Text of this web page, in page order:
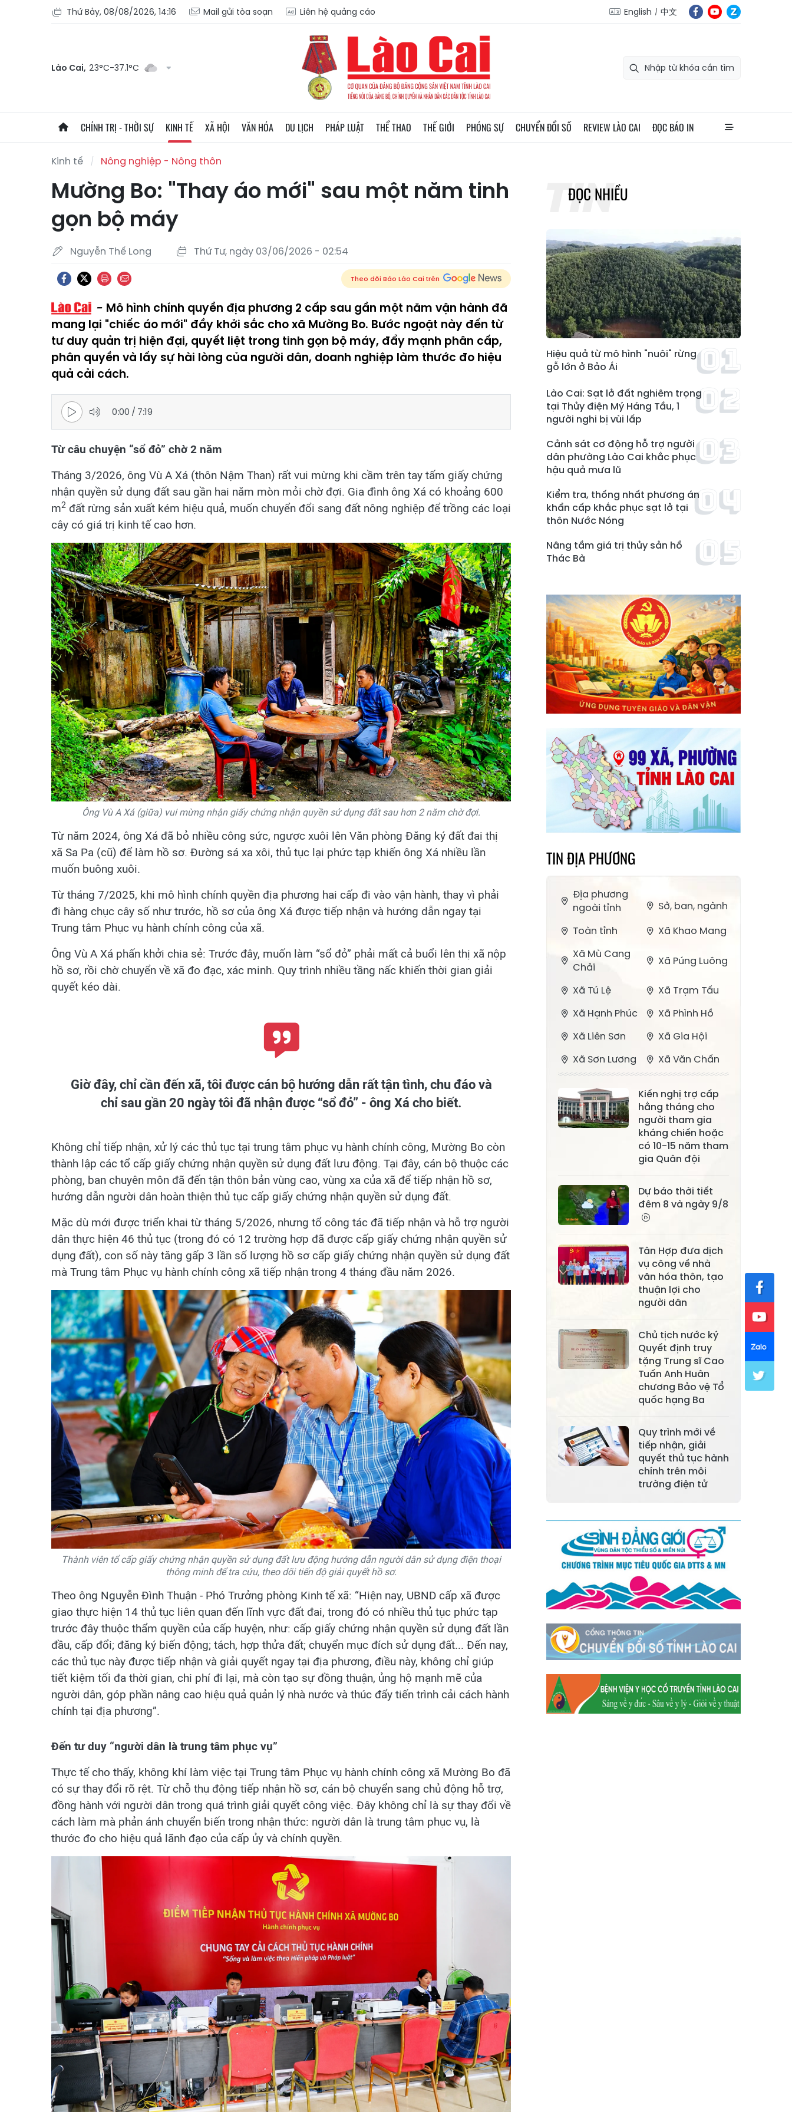
Thứ Bảy, 08/08/2026, 14:16 Mail gửi tòa soạn Liên hệ quảng cáo English 中文
Lào Cai, 23°C-37.1°C
CHÍNH TRỊ - THỜI SỰ KINH TẾ XÃ HỘI VĂN HÓA DU LỊCH PHÁP LUẬT THỂ THAO THẾ GIỚI PHÓNG SỰ CHUYỂN ĐỔI SỐ REVIEW LÀO CAI ĐỌC BÁO IN
Kinh tế Nông nghiệp - Nông thôn
Mường Bo: "Thay áo mới" sau một năm tinh
gọn bộ máy
Nguyễn Thế Long Thứ Tư, ngày 03/06/2026 - 02:54
Theo dõi Báo Lào Cai trên
Mô hình chính quyền địa phương 2 cấp sau gần một năm vận hành đã
mang lại "chiếc áo mới" đầy khởi sắc cho xã Mường Bo. Bước ngoặt này đến từ
tư duy quản trị hiện đại, quyết liệt trong tinh gọn bộ máy, đẩy mạnh phân cấp,
phân quyền và lấy sự hài lòng của người dân, doanh nghiệp làm thước đo hiệu
quả cải cách.
0:00 / 7:19
Từ câu chuyện “sổ đỏ” chờ 2 năm
Tháng 3/2026, ông Vù A Xá (thôn Nậm Than) rất vui mừng khi cầm trên tay tấm giấy chứng
nhận quyền sử dụng đất sau gần hai năm mòn mỏi chờ đợi. Gia đình ông Xá có khoảng 600
m2 đất rừng sản xuất kém hiệu quả, muốn chuyển đổi sang đất nông nghiệp để trồng các loại
cây có giá trị kinh tế cao hơn.
Ông Vù A Xá (giữa) vui mừng nhận giấy chứng nhận quyền sử dụng đất sau hơn 2 năm chờ đợi.
Từ năm 2024, ông Xá đã bỏ nhiều công sức, ngược xuôi lên Văn phòng Đăng ký đất đai thị
xã Sa Pa (cũ) để làm hồ sơ. Đường sá xa xôi, thủ tục lại phức tạp khiến ông Xá nhiều lần
muốn buông xuôi.
Từ tháng 7/2025, khi mô hình chính quyền địa phương hai cấp đi vào vận hành, thay vì phải
đi hàng chục cây số như trước, hồ sơ của ông Xá được tiếp nhận và hướng dẫn ngay tại
Trung tâm Phục vụ hành chính công của xã.
Ông Vù A Xá phấn khởi chia sẻ: Trước đây, muốn làm “sổ đỏ” phải mất cả buổi lên thị xã nộp
hồ sơ, rồi chờ chuyển về xã đo đạc, xác minh. Quy trình nhiều tầng nấc khiến thời gian giải
quyết kéo dài.
Giờ đây, chỉ cần đến xã, tôi được cán bộ hướng dẫn rất tận tình, chu đáo và
chỉ sau gần 20 ngày tôi đã nhận được “sổ đỏ” - ông Xá cho biết.
Không chỉ tiếp nhận, xử lý các thủ tục tại trung tâm phục vụ hành chính công, Mường Bo còn
thành lập các tổ cấp giấy chứng nhận quyền sử dụng đất lưu động. Tại đây, cán bộ thuộc các
phòng, ban chuyên môn đã đến tận thôn bản vùng cao, vùng xa của xã để tiếp nhận hồ sơ,
hướng dẫn người dân hoàn thiện thủ tục cấp giấy chứng nhận quyền sử dụng đất.
Mặc dù mới được triển khai từ tháng 5/2026, nhưng tổ công tác đã tiếp nhận và hỗ trợ người
dân thực hiện 46 thủ tục (trong đó có 12 trường hợp đã được cấp giấy chứng nhận quyền sử
dụng đất), con số này tăng gấp 3 lần số lượng hồ sơ cấp giấy chứng nhận quyền sử dụng đất
mà Trung tâm Phục vụ hành chính công xã tiếp nhận trong 4 tháng đầu năm 2026.
Thành viên tổ cấp giấy chứng nhận quyền sử dụng đất lưu động hướng dẫn người dân sử dụng điện thoại
thông minh để tra cứu, theo dõi tiến độ giải quyết hồ sơ.
Theo ông Nguyễn Đình Thuận - Phó Trưởng phòng Kinh tế xã: “Hiện nay, UBND cấp xã được
giao thực hiện 14 thủ tục liên quan đến lĩnh vực đất đai, trong đó có nhiều thủ tục phức tạp
trước đây thuộc thẩm quyền của cấp huyện, như: cấp giấy chứng nhận quyền sử dụng đất lần
đầu, cấp đổi; đăng ký biến động; tách, hợp thửa đất; chuyển mục đích sử dụng đất... Đến nay,
các thủ tục này được tiếp nhận và giải quyết ngay tại địa phương, điều này, không chỉ giúp
tiết kiệm tối đa thời gian, chi phí đi lại, mà còn tạo sự đồng thuận, ủng hộ mạnh mẽ của
người dân, góp phần nâng cao hiệu quả quản lý nhà nước và thúc đẩy tiến trình cải cách hành
chính tại địa phương”.
Đến tư duy “người dân là trung tâm phục vụ”
Thực tế cho thấy, không khí làm việc tại Trung tâm Phục vụ hành chính công xã Mường Bo đã
có sự thay đổi rõ rệt. Từ chỗ thụ động tiếp nhận hồ sơ, cán bộ chuyển sang chủ động hỗ trợ,
đồng hành với người dân trong quá trình giải quyết công việc. Đây không chỉ là sự thay đổi về
cách làm mà phản ánh chuyển biến trong nhận thức: người dân là trung tâm phục vụ, là
thước đo cho hiệu quả lãnh đạo của cấp ủy và chính quyền.
ĐỌC NHIỀU
Hiệu quả từ mô hình "nuôi" rừng
gỗ lớn ở Bảo Ái
Lào Cai: Sạt lở đất nghiêm trọng
tại Thủy điện Mý Háng Tầu, 1
người nghi bị vùi lấp
Cảnh sát cơ động hỗ trợ người
dân phường Lào Cai khắc phục
hậu quả mưa lũ
Kiểm tra, thống nhất phương án
khẩn cấp khắc phục sạt lở tại
thôn Nước Nóng
Nâng tầm giá trị thủy sản hồ
Thác Bà
TIN ĐỊA PHƯƠNG
Địa phương
ngoài tỉnh
Sở, ban, ngành
Toàn tỉnh
Xã Khao Mang
Xã Mù Cang
Chải
Xã Púng Luông
Xã Tú Lệ
Xã Trạm Tấu
Xã Hạnh Phúc
Xã Phình Hồ
Xã Liên Sơn
Xã Gia Hội
Xã Sơn Lương
Xã Văn Chấn
Bằng La
Xã Chấn Thịnh
Xã Nghĩa Tâm
Xã Phong Dụ
Hạ
Xã Lâm Giang
Cuông
Xã Tân Hợp
Xã Mậu A
Xã Mỏ Vàng
Thượng
Xã Lục Yên
Xã Tân Lĩnh
Xã Phúc Lợi
Xã Yên Thành
Xã Thác Bà
Xã Yên Bình
Xã Bảo Ái
Xã Hưng
Khánh
Xã Lương
Thịnh
Xã Việt Hồng
Xã Quy Mông
Xã Cốc San
Xã Hợp Thành
Xã Phong Hải
Quang
Xã Tằng Loỏng
Xã Gia Phú
Xã Mường
Hum
Xã Y Tý
Xã A Mú Sung
Xã Trịnh Tường
Xã Nậm Chày
Xã Bản Xèo
Xã Bát Xát
Xã Võ Lao
Xã Khánh Yên
Xã Văn Bàn
Xã Dương Quỳ
Kiến nghị trợ cấp
hằng tháng cho
người tham gia
kháng chiến hoặc
có 10-15 năm tham
gia Quân đội
Dự báo thời tiết
đêm 8 và ngày 9/8
Tân Hợp đưa dịch
vụ công về nhà
văn hóa thôn, tạo
thuận lợi cho
người dân
Chủ tịch nước ký
Quyết định truy
tặng Trung sĩ Cao
Tuấn Anh Huân
chương Bảo vệ Tổ
quốc hạng Ba
Quy trình mới về
tiếp nhận, giải
quyết thủ tục hành
chính trên môi
trường điện tử